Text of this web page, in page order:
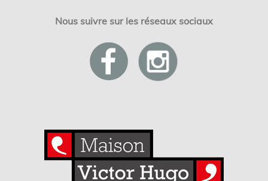
Nous suivre sur les réseaux sociaux